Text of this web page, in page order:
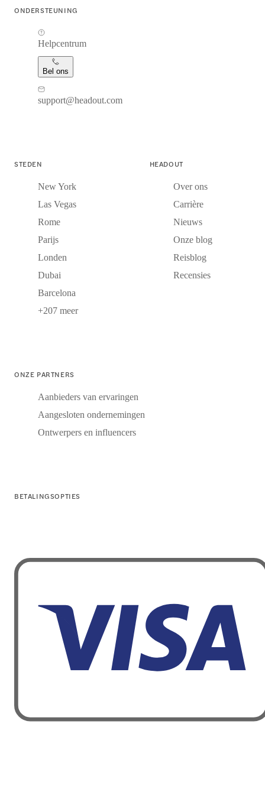
ONDERSTEUNING
Helpcentrum
Bel ons
support@headout.com
STEDEN
New York
Las Vegas
Rome
Parijs
Londen
Dubai
Barcelona
+207 meer
HEADOUT
Over ons
Carrière
Nieuws
Onze blog
Reisblog
Recensies
ONZE PARTNERS
Aanbieders van ervaringen
Aangesloten ondernemingen
Ontwerpers en influencers
BETALINGSOPTIES